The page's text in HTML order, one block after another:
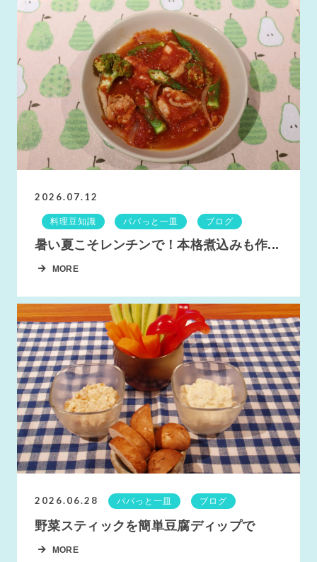
2026.07.12
料理豆知識 パパっと一皿 ブログ
暑い夏こそレンチンで！本格煮込みも作...
MORE
2026.06.28 パパっと一皿 ブログ
野菜スティックを簡単豆腐ディップで
MORE